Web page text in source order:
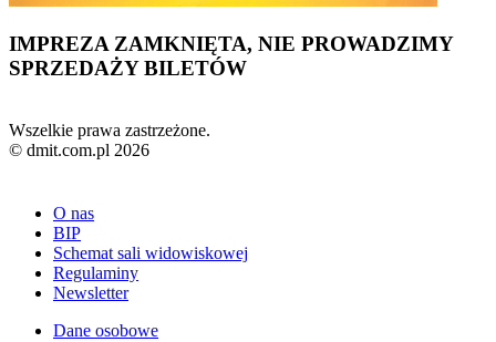
IMPREZA ZAMKNIĘTA, NIE PROWADZIMY
SPRZEDAŻY BILETÓW
Wszelkie prawa zastrzeżone.
© dmit.com.pl 2026
O nas
BIP
Schemat sali widowiskowej
Regulaminy
Newsletter
Dane osobowe